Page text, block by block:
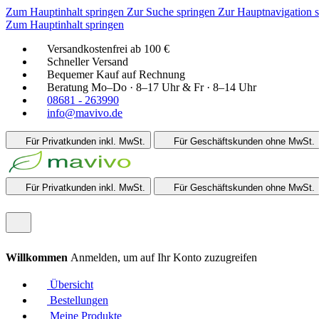
Zum Hauptinhalt springen Zur Suche springen Zur Hauptnavigation
Zum Hauptinhalt springen
Versandkostenfrei ab 100 €
Schneller Versand
Bequemer Kauf auf Rechnung
Beratung Mo–Do · 8–17 Uhr & Fr · 8–14 Uhr
08681 - 263990
info@mavivo.de
Für Privatkunden inkl. MwSt. Für Geschäftskunden ohne MwSt.
Für Privatkunden inkl. MwSt. Für Geschäftskunden ohne MwSt.
Willkommen Anmelden, um auf Ihr Konto zuzugreifen
Übersicht
Bestellungen
Meine Produkte